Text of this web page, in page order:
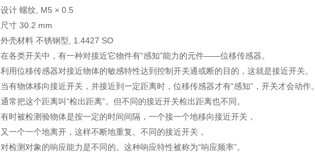
设计 螺纹, M5 × 0.5
尺寸 30.2 mm
外壳材料 不锈钢型, 1.4427 SO
在各类开关中，有一种对接近它物件有“感知”能力的元件——位移传感器。
利用位移传感器对接近物体的敏感特性达到控制开关通或断的目的，这就是接近开关。
当有物体移向接近开关，并接近到一定距离时，位移传感器才有“感知”，开关才会动作。
通常把这个距离叫“检出距离”。但不同的接近开关检出距离也不同。
有时被检测验物体是按一定的时间间隔，一个接一个地移向接近开关，
又一个一个地离开，这样不断地重复。不同的接近开关，
对检测对象的响应能力是不同的。这种响应特性被称为“响应频率”。